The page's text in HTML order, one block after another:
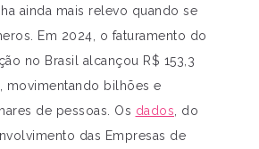
ainda mais relevo quando se
Em 2024, o faturamento do
no Brasil alcançou R$ 153,3
movimentando bilhões e
de pessoas. Os dados , do
das Empresas de